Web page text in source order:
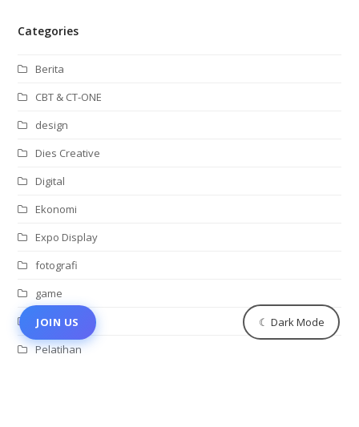
Categories
Berita
CBT & CT-ONE
design
Dies Creative
Digital
Ekonomi
Expo Display
fotografi
game
Kunjungan
Pelatihan
JOIN US ☾ Dark Mode